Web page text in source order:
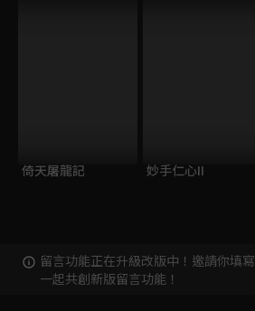
倚天屠龍記 妙手仁心II
留言功能正在升級改版中！邀請你填寫
一起共創新版留言功能！